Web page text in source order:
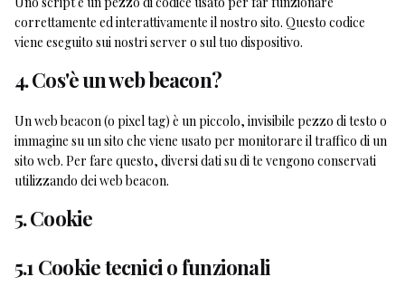
correttamente ed interattivamente il nostro sito. Questo codice
viene eseguito sui nostri server o sul tuo dispositivo.
4. Cos'è un web beacon?
Un web beacon (o pixel tag) è un piccolo, invisibile pezzo di testo o
immagine su un sito che viene usato per monitorare il traffico di un
sito web. Per fare questo, diversi dati su di te vengono conservati
utilizzando dei web beacon.
5. Cookie
5.1 Cookie tecnici o funzionali